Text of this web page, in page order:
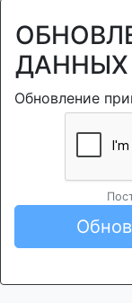
ДАННЫХ
Обновление